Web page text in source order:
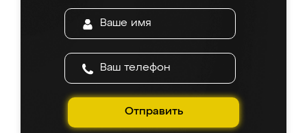
Отправить